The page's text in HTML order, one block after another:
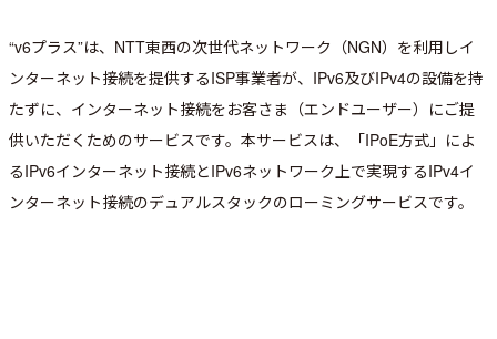
“v6プラス”は、NTT東西の次世代ネットワーク（NGN）を利用しイ
ンターネット接続を提供するISP事業者が、IPv6及びIPv4の設備を持
たずに、インターネット接続をお客さま（エンドユーザー）にご提
供いただくためのサービスです。本サービスは、「IPoE方式」によ
るIPv6インターネット接続とIPv6ネットワーク上で実現するIPv4イ
ンターネット接続のデュアルスタックのローミングサービスです。